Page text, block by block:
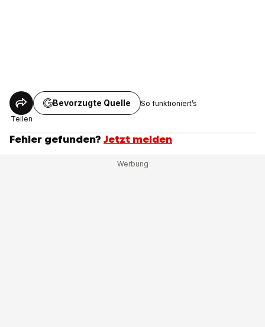
Teilen
Bevorzugte Quelle So funktioniert’s
Fehler gefunden? Jetzt melden